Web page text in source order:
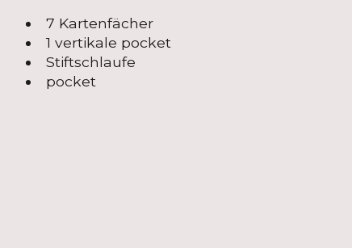
7 Kartenfächer
1 vertikale pocket
Stiftschlaufe
pocket